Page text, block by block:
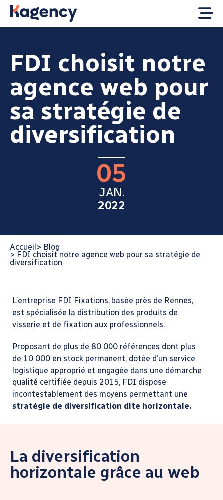
FDI choisit notre
agence web pour
sa stratégie de
diversification
05
JAN.
2022
Accueil> Blog
> FDI choisit notre agence web pour sa stratégie de
diversification
L’entreprise FDI Fixations, basée près de Rennes,
est spécialisée la distribution des produits de
visserie et de fixation aux professionnels.
Proposant de plus de 80 000 références dont plus
de 10 000 en stock permanent, dotée d’un service
logistique approprié et engagée dans une démarche
qualité certifiée depuis 2015, FDI dispose
incontestablement des moyens permettant une
stratégie de diversification dite horizontale.
La diversification
horizontale grâce au web